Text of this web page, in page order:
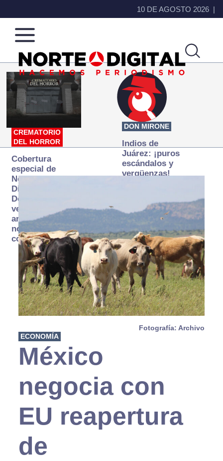
10 DE AGOSTO 2026
Norte
de
Ciudad
Más
que
noticias,
hacemos periodismo
CREMATORIO
DEL HORROR
Cobertura
especial de
Norte
Digital:
Donde la
verdad
arde… pero
no se
consume
DON MIRONE
Indios de
Juárez: ¡puros
escándalos y
vergüenzas!
Fotografía: Archivo
ECONOMÍA
México
negocia con
EU reapertura
de